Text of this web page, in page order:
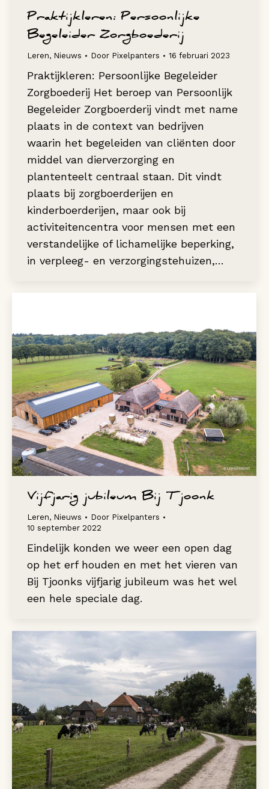
Praktijkleren: Persoonlijke
Begeleider Zorgboederij
Leren, Nieuws Door Pixelpanters 16 februari 2023
Praktijkleren: Persoonlijke Begeleider
Zorgboederij Het beroep van Persoonlijk
Begeleider Zorgboerderij vindt met name
plaats in de context van bedrijven
waarin het begeleiden van cliënten door
middel van dierverzorging en
plantenteelt centraal staan. Dit vindt
plaats bij zorgboerderijen en
kinderboerderijen, maar ook bij
activiteitencentra voor mensen met een
verstandelijke of lichamelijke beperking,
in verpleeg- en verzorgingstehuizen,…
Vijfjarig jubileum Bij Tjoonk
Leren, Nieuws Door Pixelpanters
10 september 2022
Eindelijk konden we weer een open dag
op het erf houden en met het vieren van
Bij Tjoonks vijfjarig jubileum was het wel
een hele speciale dag.